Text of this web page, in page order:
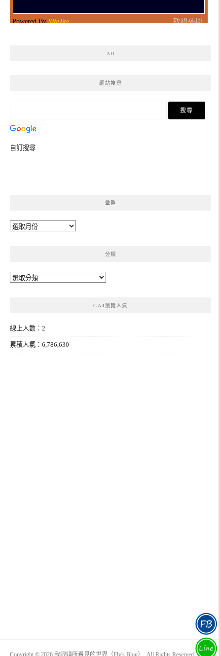
AD
網站搜尋
自訂搜尋
彙整
彙
分類
分
GA4瀏覽人氣
線上人數：2
累積人氣：6,786,630